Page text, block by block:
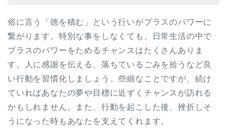
俗に言う「徳を積む」という行いがプラスのパワーに
繋がります。特別な事をしなくても、日常生活の中で
プラスのパワーをためるチャンスはたくさんありま
す。人に感謝を伝える、落ちているごみを拾うなど良
い行動を習慣化しましょう。些細なことですが、続け
ていればあなたの夢や目標に近ずくチャンスが訪れる
かもしれません。また、行動を起こした後、挫折しそ
うになった時もあなたを支えてくれます。